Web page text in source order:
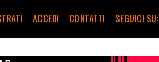
ACCEDI CONTATTI SEGUICI SU: